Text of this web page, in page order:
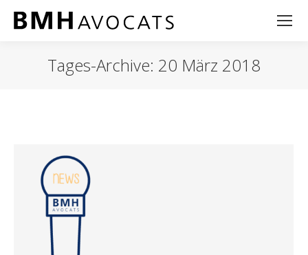
Tages-Archive: 20 März 2018